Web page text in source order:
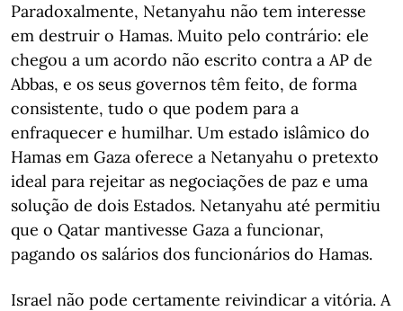
Paradoxalmente, Netanyahu não tem interesse
em destruir o Hamas. Muito pelo contrário: ele
chegou a um acordo não escrito contra a AP de
Abbas, e os seus governos têm feito, de forma
consistente, tudo o que podem para a
enfraquecer e humilhar. Um estado islâmico do
Hamas em Gaza oferece a Netanyahu o pretexto
ideal para rejeitar as negociações de paz e uma
solução de dois Estados. Netanyahu até permitiu
que o Qatar mantivesse Gaza a funcionar,
pagando os salários dos funcionários do Hamas.
Israel não pode certamente reivindicar a vitória. A